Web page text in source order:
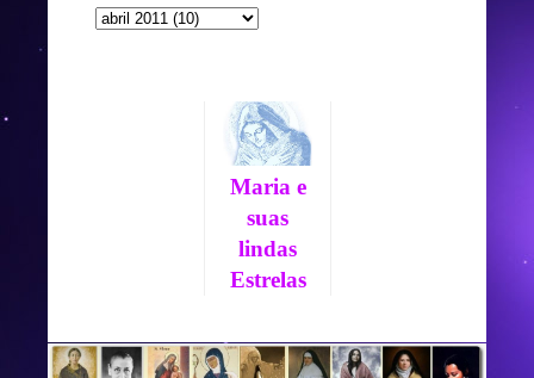
Maria e
suas
lindas
Estrelas